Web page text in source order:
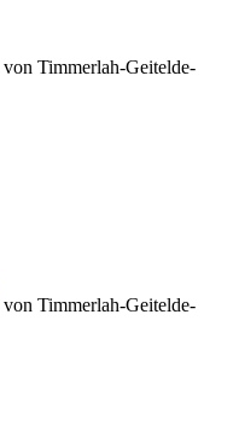
von Timmerlah-Geitelde-
von Timmerlah-Geitelde-